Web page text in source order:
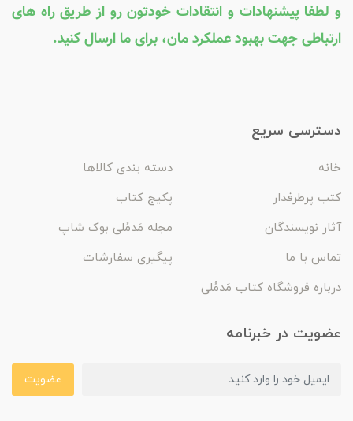
و لطفا پیشنهادات و انتقادات خودتون رو از طریق راه های
ارتباطی جهت بهبود عملکرد مان، برای ما ارسال کنید.
دسترسی سریع
خانه
دسته بندی کالاها
کتب پرطرفدار
پکیج کتاب
آثار نویسندگان
مجله مَدمُلی بوک شاپ
تماس با ما
پیگیری سفارشات
درباره فروشگاه کتاب مَدمُلی
عضویت در خبرنامه
عضویت